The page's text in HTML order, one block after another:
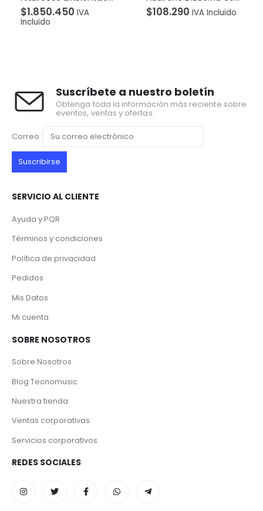
$108.290 IVA Incluido $1.760.010 IVA Incluido
Suscríbete a nuestro boletín
Obtenga toda la información más reciente sobre
eventos, ventas y ofertas.
SERVICIO AL CLIENTE
Términos y condiciones
Política de privacidad
SOBRE NOSOTROS
REDES SOCIALES